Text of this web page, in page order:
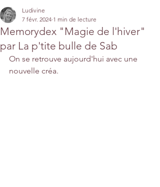
Memorydex "Magie de l'hiver"
par La p'tite bulle de Sab
Ludivine
7 févr. 2024 1 min de lecture
On se retrouve aujourd'hui avec une
nouvelle créa.